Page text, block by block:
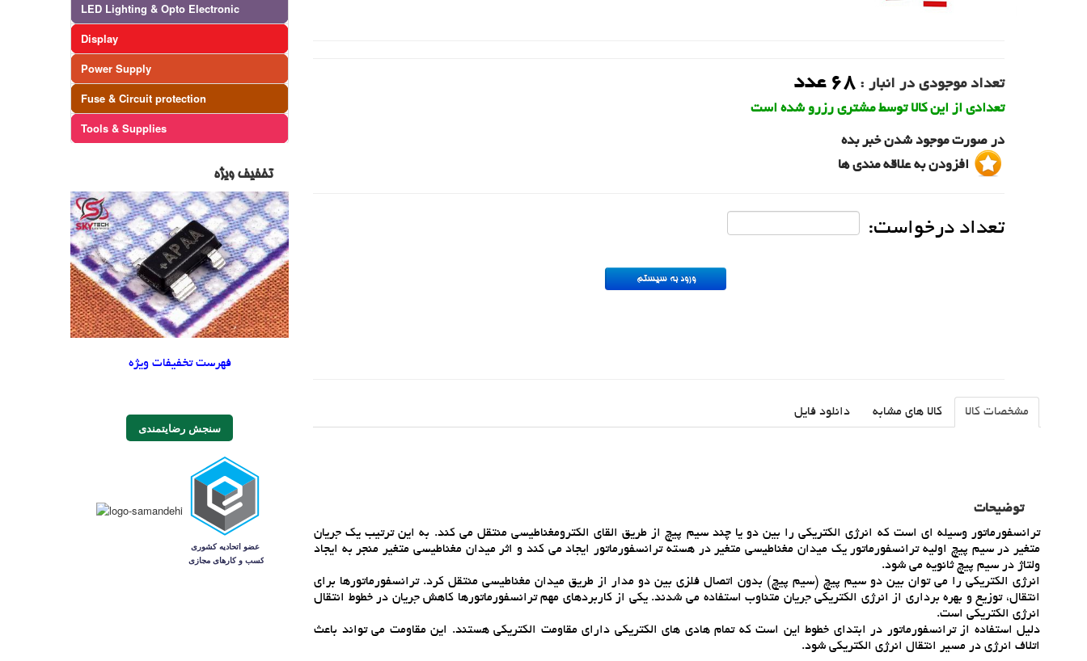
LED Lighting & Opto Electronic
Display
Power Supply
Fuse & Circuit protection
Tools & Supplies
تخفیف ویژه
فهرست تخفیفات ویژه
سنجش رضایتمندی
تعداد موجودی در انبار : 68 عدد
تعدادی از این کالا توسط مشتری رزرو شده است
در صورت موجود شدن خبر بده
افزودن به علاقه مندی ها
تعداد درخواست:
مشخصات کالا کالا های مشابه دانلود فایل
توضیحات
ترانسفورماتور وسيله اي است که انرژي الکتريکي را بين دو يا چند سيم پيچ از طريق القاي الکترومغناطيسي منتقل مي کند. به اين ترتيب يک جريان
متغير در سيم پيچ اوليه ترانسفورماتور يک ميدان مغناطيسي متغير در هسته ترانسفورماتور ايجاد مي کند و اثر ميدان مغناطيسي متغير منجر به ايجاد
ولتاژ در سيم پيچ ثانويه مي شود.
انرژي الکتريکي را مي توان بين دو سيم پيچ (سيم پيچ) بدون اتصال فلزي بين دو مدار از طريق ميدان مغناطيسي منتقل کرد. ترانسفورماتورها براي
انتقال، توزيع و بهره برداري از انرژي الکتريکي جريان متناوب استفاده مي شدند. يکي از کاربردهاي مهم ترانسفورماتورها کاهش جريان در خطوط انتقال
انرژي الکتريکي است.
دليل استفاده از ترانسفورماتور در ابتداي خطوط اين است که تمام هادي هاي الکتريکي داراي مقاومت الکتريکي هستند. اين مقاومت مي تواند باعث
اتلاف انرژي در مسير انتقال انرژي الکتريکي شود.